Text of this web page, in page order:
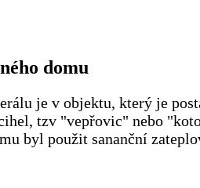
domu
je v objektu, který je
tzv "vepřovic" nebo
byl použit sananční